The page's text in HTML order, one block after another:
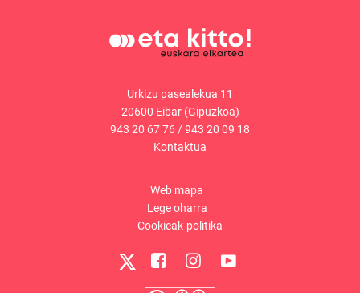
Urkizu pasealekua 11
20600 Eibar (Gipuzkoa)
943 20 67 76 /943 20 09 18
Kontaktua
Web mapa
Lege oharra
Cookieak-politika